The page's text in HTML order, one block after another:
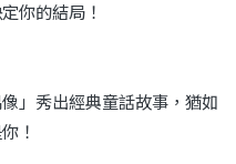
你的結局！
」秀出經典童話故事，猶如
！